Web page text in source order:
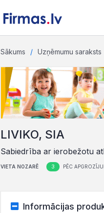
Sākums Uzņēmumu saraksts
LIVIKO, SIA
Sabiedrība ar ierobežotu
VIETA NOZARĒ 3 PĒC
Informācijas